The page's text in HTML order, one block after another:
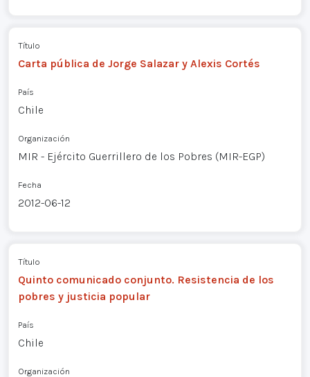
Título
Carta pública de Jorge Salazar y Alexis Cortés
País
Chile
Organización
MIR - Ejército Guerrillero de los Pobres (MIR-EGP)
Fecha
2012-06-12
Título
Quinto comunicado conjunto. Resistencia de los
pobres y justicia popular
País
Chile
Organización